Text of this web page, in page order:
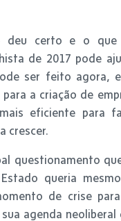
deu certo e o que
de 2017 pode
ser feito agora,
para a criação de
eficiente para
crescer.
questionamento
queria
de crise
agenda